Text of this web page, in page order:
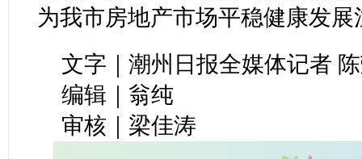
为我市房地产市场平稳健康发
文字｜潮州日报全媒体记者
编辑｜翁纯
审核｜梁佳涛